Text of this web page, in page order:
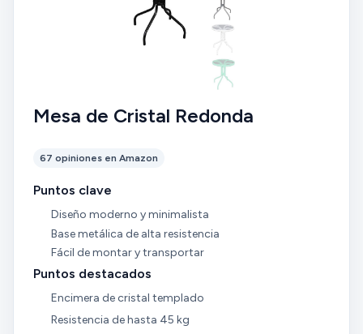
Mesa de Cristal Redonda
67 opiniones en Amazon
Puntos clave
Diseño moderno y minimalista
Base metálica de alta resistencia
Fácil de montar y transportar
Puntos destacados
Encimera de cristal templado
Resistencia de hasta 45 kg